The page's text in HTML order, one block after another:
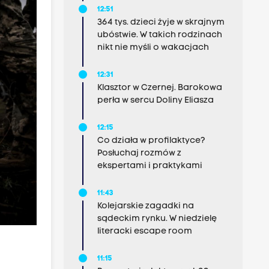
12:51
364 tys. dzieci żyje w skrajnym
ubóstwie. W takich rodzinach
nikt nie myśli o wakacjach
12:31
Klasztor w Czernej. Barokowa
perła w sercu Doliny Eliasza
12:15
Co działa w profilaktyce?
Posłuchaj rozmów z
ekspertami i praktykami
11:43
Kolejarskie zagadki na
sądeckim rynku. W niedzielę
literacki escape room
11:15